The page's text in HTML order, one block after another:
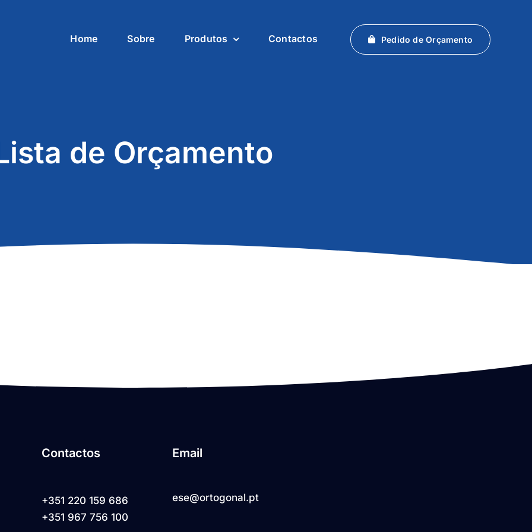
Home Sobre Produtos Contactos Pedido de Orçamento
de Orçamento
Contactos
+351 220 159 686
+351 967 756 100
Email
ese@ortogonal.pt